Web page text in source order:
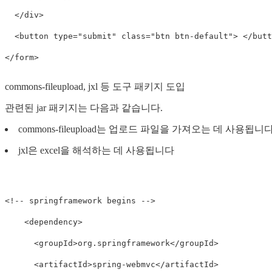
  </div>
<button type="submit" class="btn btn-default"> </
</form>
commons-fileupload, jxl 등 도구 패키지 도입
관련된 jar 패키지는 다음과 같습니다.
commons-fileupload는 업로드 파일을 가져오는 데 사용됩니
jxl은 excel을 해석하는 데 사용됩니다
<!-- springframework begins -->
    <dependency>
      <groupId>org.springframework</groupId>
      <artifactId>spring-webmvc</artifactId>